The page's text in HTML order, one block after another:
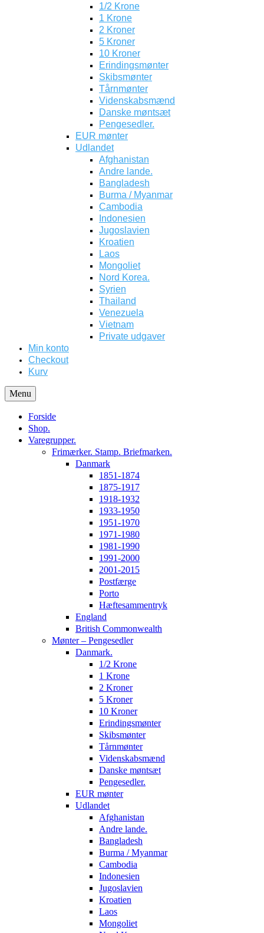
1/2 Krone
1 Krone
2 Kroner
5 Kroner
10 Kroner
Erindingsmønter
Skibsmønter
Tårnmønter
Videnskabsmænd
Danske møntsæt
Pengesedler.
EUR mønter
Udlandet
Afghanistan
Andre lande.
Bangladesh
Burma / Myanmar
Cambodia
Indonesien
Jugoslavien
Kroatien
Laos
Mongoliet
Nord Korea.
Syrien
Thailand
Venezuela
Vietnam
Private udgaver
Min konto
Checkout
Kurv
Menu
Forside
Shop.
Varegrupper.
Frimærker. Stamp. Briefmarken.
Danmark
1851-1874
1875-1917
1918-1932
1933-1950
1951-1970
1971-1980
1981-1990
1991-2000
2001-2015
Postfærge
Porto
Hæftesammentryk
England
British Commonwealth
Mønter – Pengesedler
Danmark.
1/2 Krone
1 Krone
2 Kroner
5 Kroner
10 Kroner
Erindingsmønter
Skibsmønter
Tårnmønter
Videnskabsmænd
Danske møntsæt
Pengesedler.
EUR mønter
Udlandet
Afghanistan
Andre lande.
Bangladesh
Burma / Myanmar
Cambodia
Indonesien
Jugoslavien
Kroatien
Laos
Mongoliet